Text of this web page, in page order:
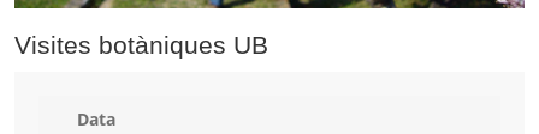
Visites botàniques UB
Data